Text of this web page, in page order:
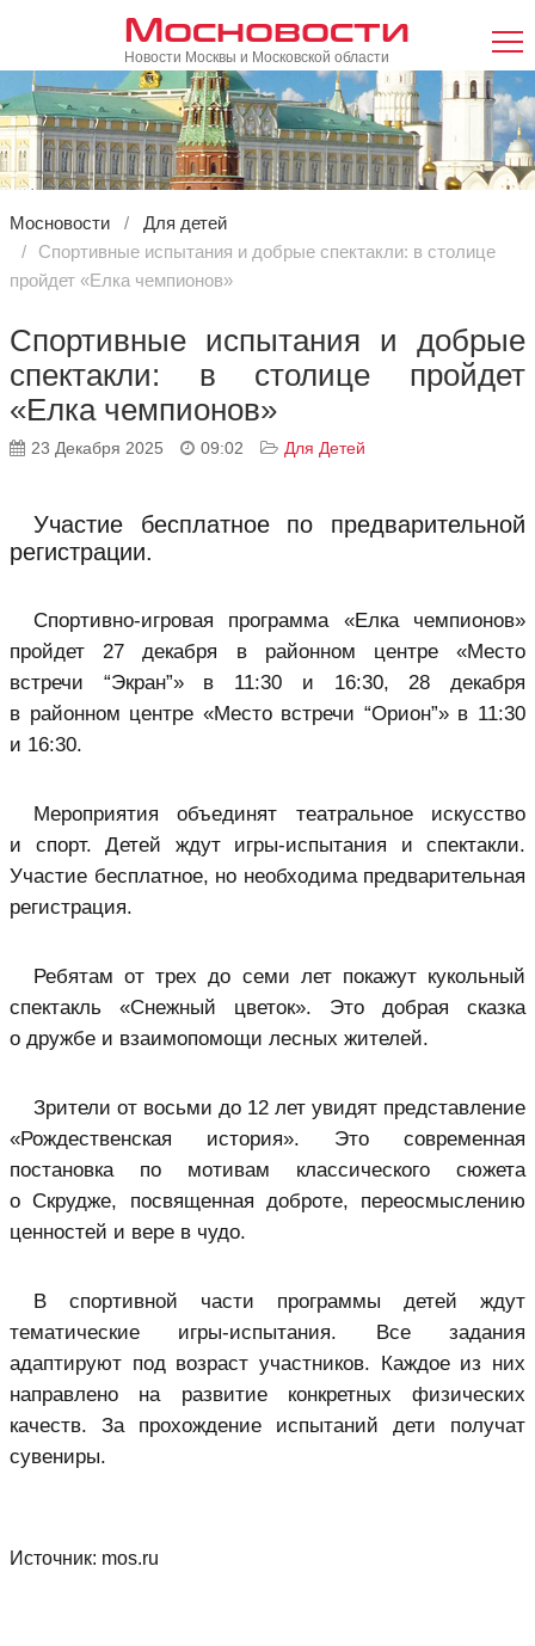
Мосновости
Новости Москвы и Московской области
Мосновости
Для детей
Спортивные испытания и добрые спектакли: в столице
пройдет «Елка чемпионов»
Спортивные испытания и добрые
спектакли: в столице пройдет
«Елка чемпионов»
23 Декабря 2025 09:02 Для Детей
Участие бесплатное по предварительной
регистрации.
Спортивно-игровая программа «Елка чемпионов»
пройдет 27 декабря в районном центре «Место
встречи “Экран”» в 11:30 и 16:30, 28 декабря
в районном центре «Место встречи “Орион”» в 11:30
и 16:30.
Мероприятия объединят театральное искусство
и спорт. Детей ждут игры-испытания и спектакли.
Участие бесплатное, но необходима предварительная
регистрация.
Ребятам от трех до семи лет покажут кукольный
спектакль «Снежный цветок». Это добрая сказка
о дружбе и взаимопомощи лесных жителей.
Зрители от восьми до 12 лет увидят представление
«Рождественская история». Это современная
постановка по мотивам классического сюжета
о Скрудже, посвященная доброте, переосмыслению
ценностей и вере в чудо.
В спортивной части программы детей ждут
тематические игры-испытания. Все задания
адаптируют под возраст участников. Каждое из них
направлено на развитие конкретных физических
качеств. За прохождение испытаний дети получат
сувениры.
Источник: mos.ru